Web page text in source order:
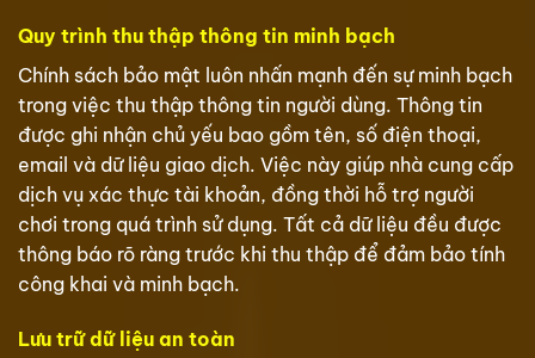
Quy trình thu thập thông tin minh bạch
Chính sách bảo mật luôn nhấn mạnh đến sự minh bạch
trong việc thu thập thông tin người dùng. Thông tin
được ghi nhận chủ yếu bao gồm tên, số điện thoại,
email và dữ liệu giao dịch. Việc này giúp nhà cung cấp
dịch vụ xác thực tài khoản, đồng thời hỗ trợ người
chơi trong quá trình sử dụng. Tất cả dữ liệu đều được
thông báo rõ ràng trước khi thu thập để đảm bảo tính
công khai và minh bạch.
Lưu trữ dữ liệu an toàn